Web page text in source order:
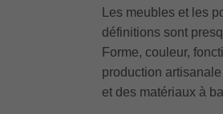
Les meubles et les
définitions sont
Forme, couleur,
production
et des matériaux à